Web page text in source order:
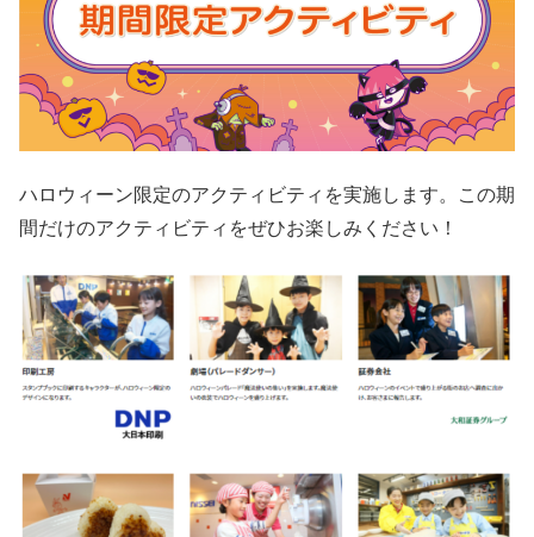
ハロウィーン限定のアクティビティを実施します。この期
間だけのアクティビティをぜひお楽しみください！